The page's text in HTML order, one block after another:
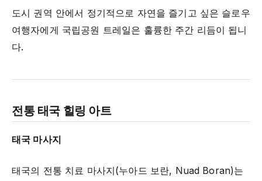
도시 권역 안에서 정기적으로 자연을 즐기고 싶은 슬로우
여행자에게 국립공원 트레일은 훌륭한 주간 리듬이 됩니
다.
전통 태국 힐링 아트
태국 마사지
태국의 전통 치료 마사지(누아드 보란, Nuad Boran)는